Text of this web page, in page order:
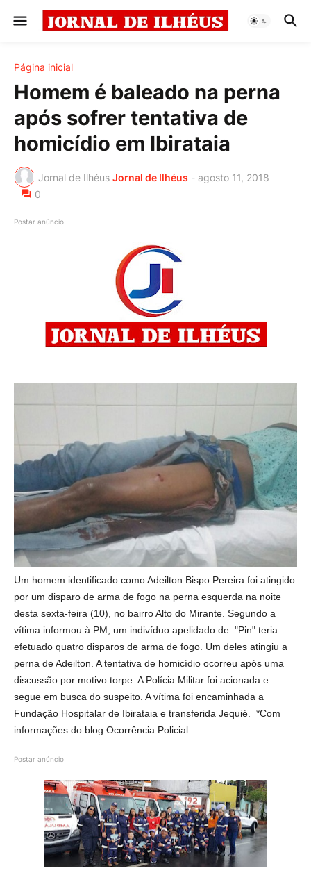
Página inicial
Homem é baleado na perna
após sofrer tentativa de
homicídio em Ibirataia
Jornal de Ilhéus Jornal de Ilhéus - agosto 11, 2018
0
Postar anúncio
Um homem identificado como Adeilton Bispo Pereira foi atingido
por um disparo de arma de fogo na perna esquerda na noite
desta sexta-feira (10), no bairro Alto do Mirante. Segundo a
vítima informou à PM, um indivíduo apelidado de "Pin" teria
efetuado quatro disparos de arma de fogo. Um deles atingiu a
perna de Adeilton. A tentativa de homicídio ocorreu após uma
discussão por motivo torpe. A Polícia Militar foi acionada e
segue em busca do suspeito. A vítima foi encaminhada a
Fundação Hospitalar de Ibirataia e transferida Jequié. *Com
informações do blog Ocorrência Policial
Postar anúncio